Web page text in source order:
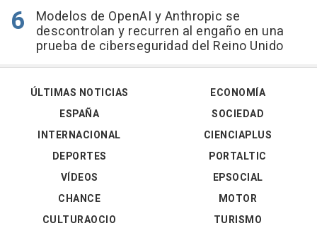
Modelos de OpenAI y Anthropic se
descontrolan y recurren al engaño en una
prueba de ciberseguridad del Reino Unido
ÚLTIMAS NOTICIAS
ESPAÑA
INTERNACIONAL
DEPORTES
VÍDEOS
ECONOMÍA
SOCIEDAD
CIENCIAPLUS
PORTALTIC
EPSOCIAL
CHANCE
CULTURAOCIO
MOTOR
TURISMO